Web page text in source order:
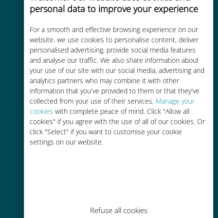
personal data to improve your experience
For a smooth and effective browsing experience on our
website, we use cookies to personalise content, deliver
personalised advertising, provide social media features
and analyse our traffic. We also share information about
your use of our site with our social media, advertising and
analytics partners who may combine it with other
information that you've provided to them or that they've
collected from your use of their services. Manage your
cookies with complete peace of mind. Click "Allow all
cookies" if you agree with the use of all of our cookies. Or
click "Select" if you want to customise your cookie
settings on our website.
Refuse all cookies
Kosteneffectief
Tot 90% goedkoper dan
roamingkosten bij je huidige
provider